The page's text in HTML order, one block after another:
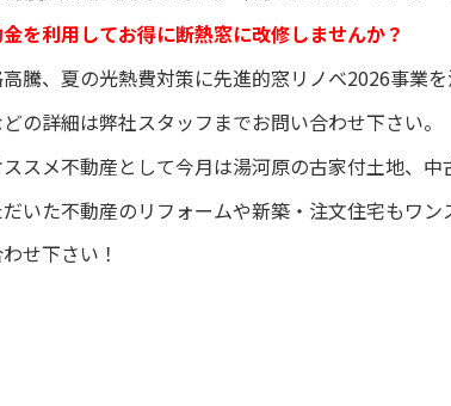
を利用してお得に断熱窓に改修しませんか？
騰、夏の光熱費対策に先進的窓リノベ2026事業
の詳細は弊社スタッフまでお問い合わせ下さい。
スメ不動産として今月は湯河原の古家付土地、
いた不動産のリフォームや新築・注文住宅もワ
せ下さい！